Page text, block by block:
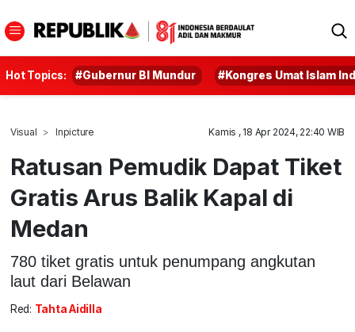
Hot Topics: #Gubernur BI Mundur #Kongres Umat Islam
Visual Inpicture Kamis , 18 Apr 2024, 22:40 WIB
Ratusan Pemudik Dapat Tiket
Gratis Arus Balik Kapal di
Medan
780 tiket gratis untuk penumpang angkutan
laut dari Belawan
Red: Tahta Aidilla